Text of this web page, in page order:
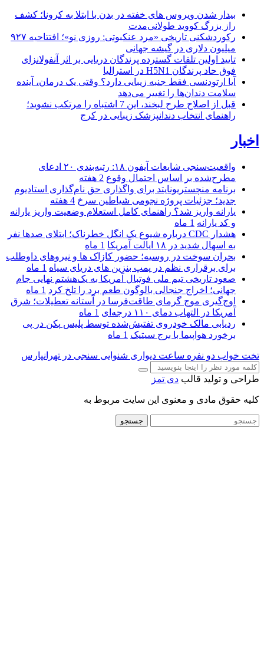
بیدار شدن ویروس‌ های خفته در بدن با ابتلا به کرونا؛ کشف
راز بزرگ کووید طولانی‌مدت
رکوردشکنی تاریخی «مرد عنکبوتی: روزی نو»؛ افتتاحیه ۹۲۷
میلیون دلاری در گیشه جهانی
تایید اولین تلفات گسترده پرندگان دریایی بر اثر آنفولانزای
فوق حاد پرندگان H5N1 در استرالیا
آیا ارتودنسی فقط جنبه زیبایی دارد؟ وقتی یک درمان، آینده
سلامت دندان‌ها را تغییر می‌دهد
قبل از اصلاح طرح لبخند، این 7 اشتباه را مرتکب نشوید؛
راهنمای انتخاب دندانپزشک زیبایی در کرج
اخبار
واقعیت‌سنجی شایعات آیفون ۱۸: رتبه‌بندی ۲۰ ادعای
مطرح‌شده بر اساس احتمال وقوع 2 هفته
برنامه منچستریونایتد برای واگذاری حق نام‌گذاری استادیوم
جدید؛ جزئیات پروژه نجومی شیاطین سرخ 4 هفته
یارانه واریز شد؟ راهنمای کامل استعلام وضعیت واریز یارانه
و کد یارانه 1 ماه
هشدار CDC درباره شیوع یک انگل خطرناک؛ ابتلای صدها نفر
به اسهال شدید در ۱۸ ایالت آمریکا
1 ماه
بحران سوخت در روسیه؛ حضور کازاک‌ ها و نیروهای داوطلب
برای برقراری نظم در پمپ بنزین‌ های دریای سیاه 1 ماه
صعود تاریخی تیم ملی فوتبال آمریکا به یک‌هشتم نهایی جام
جهانی؛ اخراج جنجالی بالوگون طعم برد را تلخ کرد 1 ماه
اوج‌گیری موج گرمای طاقت‌فرسا در آستانه تعطیلات؛ شرق
آمریکا در التهاب دمای ۱۱۰ درجه‌ای
1 ماه
ردیابی مالک خودروی تفتیش‌شده توسط پلیس پکن در پی
برخورد هواپیما با برج سیتیک 1 ماه
تخت خواب دو نفره ساعت دیواری شنوایی سنجی در تهرانپارس
طراحی و تولید قالب دی تمز
کلیه حقوق مادی و معنوی این سایت مربوط به
جستجو